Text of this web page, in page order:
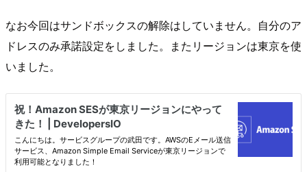
なお今回はサンドボックスの解除はしていません。自分のア
ドレスのみ承諾設定をしました。またリージョンは東京を使
いました。